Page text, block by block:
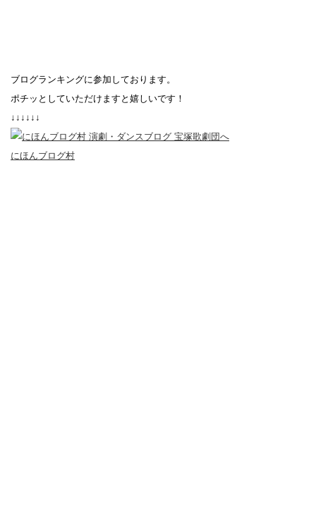
ブログランキングに参加しております。
ポチッとしていただけますと嬉しいです！
↓↓↓↓↓↓
にほんブログ村